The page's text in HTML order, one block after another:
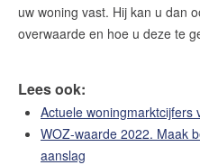
uw woning vast. Hij kan u dan
overwaarde en hoe u deze te
Lees ook:
Actuele woningmarktcijfers
WOZ-waarde 2022. Maak
aanslag